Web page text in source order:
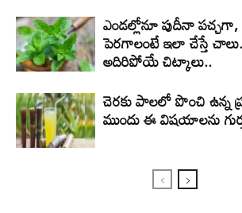
ఎండల్లోనూ పుదీనా పచ్చగా,
పెరగాలంటే ఇలా చేస్తే
అదిరిపోయే చిట్కాలు..
చెరకు పాలలో పొంచి ఉన్న
ముందు ఈ విషయాలను